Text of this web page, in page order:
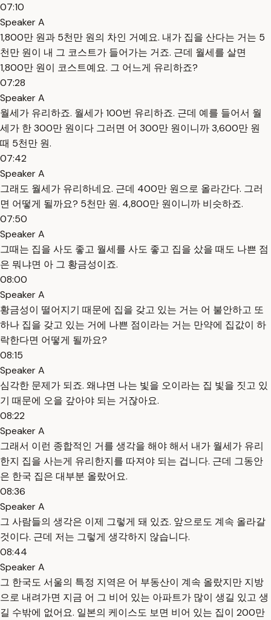
07:10
Speaker A
1,800만 원과 5천만 원의 차인 거예요. 내가 집을 산다는 거는 5
천만 원이 내 그 코스트가 들어가는 거죠. 근데 월세를 살면
1,800만 원이 코스트예요. 그 어느게 유리하죠?
07:28
Speaker A
월세가 유리하죠. 월세가 100번 유리하죠. 근데 예를 들어서 월
세가 한 300만 원이다 그러면 어 300만 원이니까 3,600만 원
때 5천만 원.
07:42
Speaker A
그래도 월세가 유리하네요. 근데 400만 원으로 올라간다. 그러
면 어떻게 될까요? 5천만 원. 4,800만 원이니까 비슷하죠.
07:50
Speaker A
그때는 집을 사도 좋고 월세를 사도 좋고 집을 샀을 때도 나쁜 점
은 뭐냐면 아 그 황금성이죠.
08:00
Speaker A
황금성이 떨어지기 때문에 집을 갖고 있는 거는 어 불안하고 또
하나 집을 갖고 있는 거에 나쁜 점이라는 거는 만약에 집값이 하
락한다면 어떻게 될까요?
08:15
Speaker A
심각한 문제가 되죠. 왜냐면 나는 빛을 오이라는 집 빛을 짓고 있
기 때문에 오을 갚아야 되는 거잖아요.
08:22
Speaker A
그래서 이런 종합적인 거를 생각을 해야 해서 내가 월세가 유리
한지 집을 사는게 유리한지를 따져야 되는 겁니다. 근데 그동안
은 한국 집은 대부분 올랐어요.
08:36
Speaker A
그 사람들의 생각은 이제 그렇게 돼 있죠. 앞으로도 계속 올라갈
것이다. 근데 저는 그렇게 생각하지 않습니다.
08:44
Speaker A
그 한국도 서울의 특정 지역은 어 부동산이 계속 올랐지만 지방
으로 내려가면 지금 어 그 비어 있는 아파트가 많이 생길 있고 생
길 수밖에 없어요. 일본의 케이스도 보면 비어 있는 집이 200만